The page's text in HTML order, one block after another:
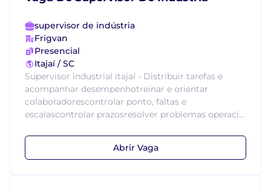
supervisor de indústria
Frigvan
Presencial
Itajaí / SC
Supervisor industrial itajaí - Distribuir tarefas e
acompanhar desempenhotreinar e orientar
colaboradorescontrolar ponto, faltas e
escalascontrolar prazosresolver problemas operaci...
Abrir Vaga